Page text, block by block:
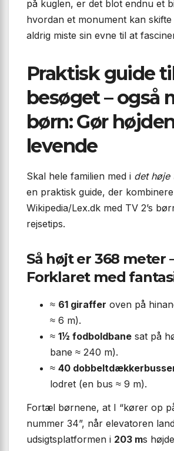
på kuglen, er det blot endnu et
hvordan et monument kan
aldrig miste sin evne til at
Praktisk guide
besøget – også
børn: Gør
levende
Skal hele familien med i det høje
en praktisk guide, der
Wikipedia/Lex.dk med TV 2’s
rejsetips.
Så højt er 368 meter
Forklaret med
≈ 61 giraffer oven på
≈ 6 m).
≈ 1½ fodboldbane sat på
bane ≈ 240 m).
≈ 40
lodret (en bus ≈ 9 m).
Fortæl børnene, at I “kører op
nummer 34”, når elevatoren
udsigtsplatformen i 203 ms